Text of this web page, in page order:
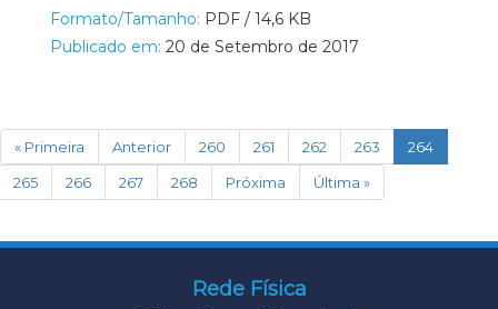
Formato/Tamanho: PDF / 14,6 KB
Publicado em: 20 de Setembro de 2017
« Primeira Anterior 260 261 262 263 264(current)
265 266 267 268 Próxima Última »
Rede Física